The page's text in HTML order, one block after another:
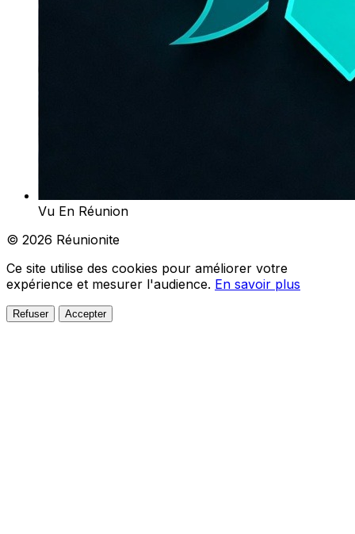
Vu En Réunion
© 2026 Réunionite
Ce site utilise des cookies pour améliorer votre
expérience et mesurer l'audience. En savoir plus
Refuser Accepter